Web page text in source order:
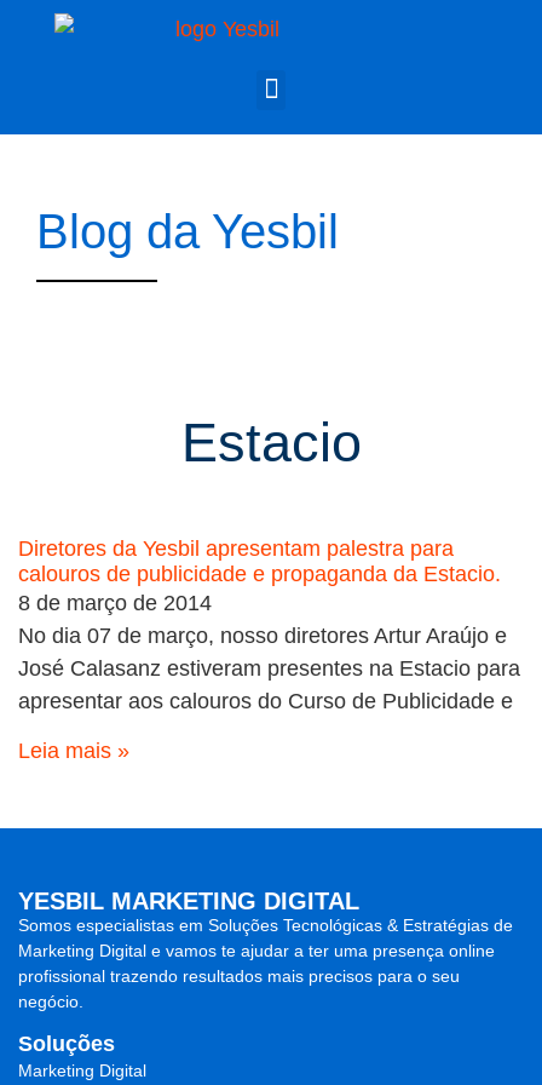
Blog da Yesbil
Estacio
Diretores da Yesbil apresentam palestra para
calouros de publicidade e propaganda da Estacio.
8 de março de 2014
No dia 07 de março, nosso diretores Artur Araújo e
José Calasanz estiveram presentes na Estacio para
apresentar aos calouros do Curso de Publicidade e
Leia mais »
YESBIL MARKETING DIGITAL
Somos especialistas em Soluções Tecnológicas & Estratégias de
Marketing Digital e vamos te ajudar a ter uma presença online
profissional trazendo resultados mais precisos para o seu
negócio.
Soluções
Marketing Digital